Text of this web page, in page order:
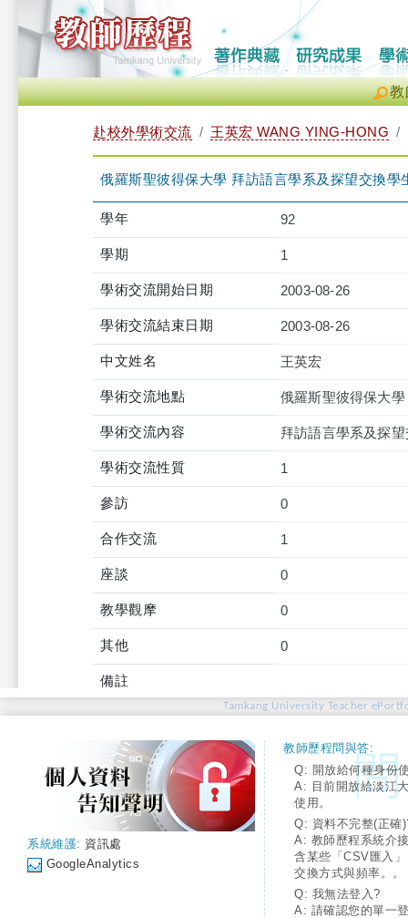
教
赴校外學術交流 王英宏 WANG YING-HONG
俄羅斯聖彼得保大學 拜訪語言學系及探望交換學
學年 92
學期 1
學術交流開始日期 2003-08-26
學術交流結束日期 2003-08-26
中文姓名 王英宏
學術交流地點 俄羅斯聖彼得保大學
學術交流內容 拜訪語言學系及探
學術交流性質 1
參訪 0
合作交流 1
座談 0
教學觀摩 0
其他 0
備註
Tamkang University Teacher
系統維護: 資訊處
GoogleAnalytics
教師歷程問與答:
Q: 開放給何種身份
A: 目前開放給淡江
使用。
Q: 資料不完整(正確
A: 教師歷程系統介
含某些「CSV匯入
交換方式與頻率。。
Q: 我無法登入?
A: 請確認您的單一